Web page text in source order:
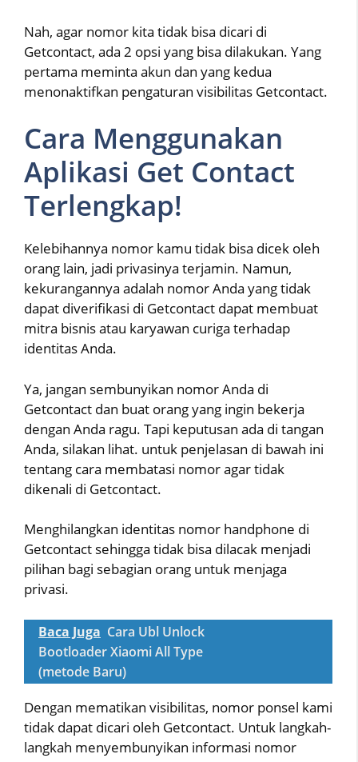
Nah, agar nomor kita tidak bisa dicari di
Getcontact, ada 2 opsi yang bisa dilakukan. Yang
pertama meminta akun dan yang kedua
menonaktifkan pengaturan visibilitas Getcontact.
Cara Menggunakan
Aplikasi Get Contact
Terlengkap!
Kelebihannya nomor kamu tidak bisa dicek oleh
orang lain, jadi privasinya terjamin. Namun,
kekurangannya adalah nomor Anda yang tidak
dapat diverifikasi di Getcontact dapat membuat
mitra bisnis atau karyawan curiga terhadap
identitas Anda.
Ya, jangan sembunyikan nomor Anda di
Getcontact dan buat orang yang ingin bekerja
dengan Anda ragu. Tapi keputusan ada di tangan
Anda, silakan lihat. untuk penjelasan di bawah ini
tentang cara membatasi nomor agar tidak
dikenali di Getcontact.
Menghilangkan identitas nomor handphone di
Getcontact sehingga tidak bisa dilacak menjadi
pilihan bagi sebagian orang untuk menjaga
privasi.
Baca Juga Cara Ubl Unlock
Bootloader Xiaomi All Type
(metode Baru)
Dengan mematikan visibilitas, nomor ponsel kami
tidak dapat dicari oleh Getcontact. Untuk langkah-
langkah menyembunyikan informasi nomor